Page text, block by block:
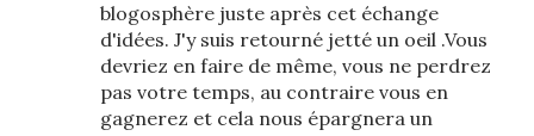
blogosphère juste après cet échange
d'idées. J'y suis retourné jetté un oeil .Vous
devriez en faire de même, vous ne perdrez
pas votre temps, au contraire vous en
gagnerez et cela nous épargnera un